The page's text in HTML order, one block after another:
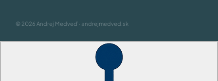
© 2026 Andrej Medveď · andrejmedved.sk